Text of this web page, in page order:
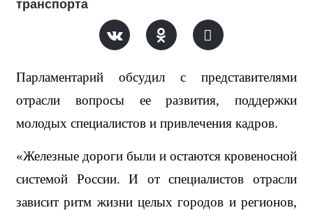
транспорта
Парламентарий обсудил с представителями
отрасли вопросы ее развития, поддержки
молодых специалистов и привлечения кадров.
«Железные дороги были и остаются кровеносной
системой России. И от специалистов отрасли
зависит ритм жизни целых городов и регионов,